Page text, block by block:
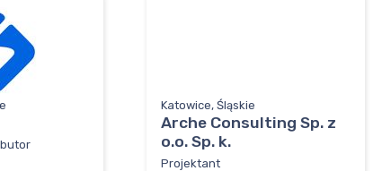
Katowice, Śląskie
Arche Consulting Sp. z
o.o. Sp. k.
Projektant